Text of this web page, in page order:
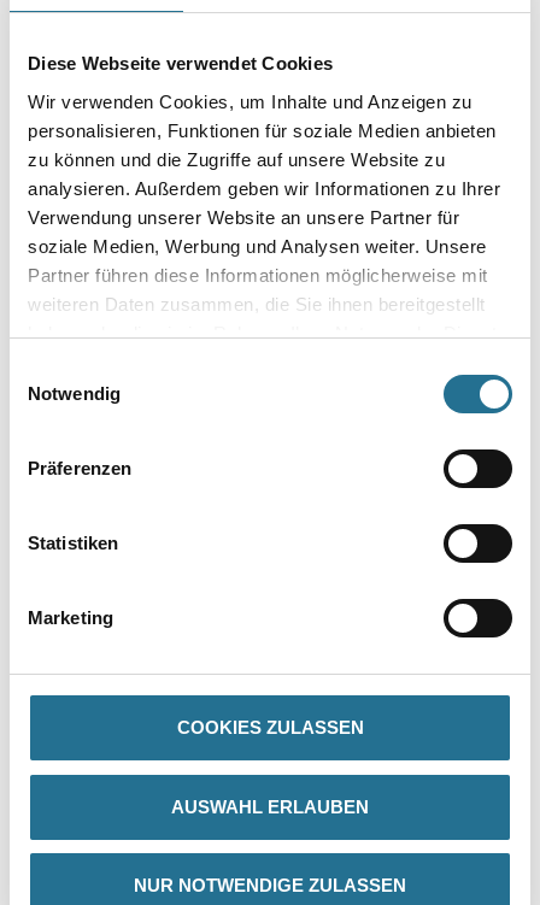
Diese Webseite verwendet Cookies
Wir verwenden Cookies, um Inhalte und Anzeigen zu
personalisieren, Funktionen für soziale Medien anbieten
zu können und die Zugriffe auf unsere Website zu
analysieren. Außerdem geben wir Informationen zu Ihrer
Verwendung unserer Website an unsere Partner für
soziale Medien, Werbung und Analysen weiter. Unsere
Partner führen diese Informationen möglicherweise mit
weiteren Daten zusammen, die Sie ihnen bereitgestellt
haben oder die sie im Rahmen Ihrer Nutzung der Dienste
Notwendig
Präferenzen
Statistiken
Marketing
COOKIES ZULASSEN
AUSWAHL ERLAUBEN
NUR NOTWENDIGE ZULASSEN
Umrechnungsfaktoren
Produkteigenschaft
- Klebmasse: Acrylat
ZUSATZINFOS